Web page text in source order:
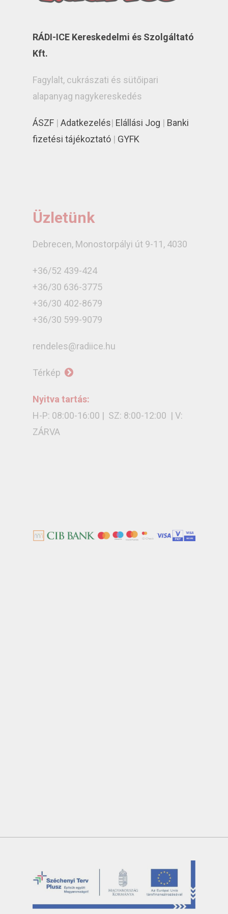
RÁDI-ICE Kereskedelmi és Szolgáltató
Kft.
Fagylalt, cukrászati és sütőipari
alapanyag nagykereskedés
ÁSZF | Adatkezelés| Elállási Jog | Banki
fizetési tájékoztató | GYFK
Üzletünk
Debrecen, Monostorpályi út 9-11, 4030
+36/52 439-424
+36/30 636-3775
+36/30 402-8679
+36/30 599-9079
rendeles@radiice.hu
Térkép
Nyitva tartás:
H-P: 08:00-16:00 | SZ: 8:00-12:00 | V:
ZÁRVA